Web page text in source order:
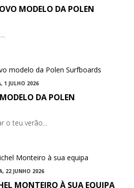
MODELO DA POLEN
1 JULHO 2026
DA POLEN
o teu verão...
22 JUNHO 2026
MONTEIRO À SUA EQUIPA